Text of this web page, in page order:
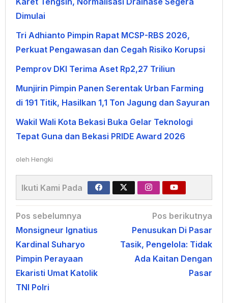
Dimulai
Tri Adhianto Pimpin Rapat MCSP-RBS 2026,
Perkuat Pengawasan dan Cegah Risiko Korupsi
Pemprov DKI Terima Aset Rp2,27 Triliun
Munjirin Pimpin Panen Serentak Urban Farming
di 191 Titik, Hasilkan 1,1 Ton Jagung dan Sayuran
Wakil Wali Kota Bekasi Buka Gelar Teknologi
Tepat Guna dan Bekasi PRIDE Award 2026
oleh Hengki
Ikuti Kami Pada
Navigasi
pos
Pos sebelumnya
Monsigneur Ignatius
Kardinal Suharyo
Pimpin Perayaan
Ekaristi Umat Katolik
TNI Polri
Pos berikutnya
Penusukan Di Pasar
Tasik, Pengelola: Tidak
Ada Kaitan Dengan
Pasar